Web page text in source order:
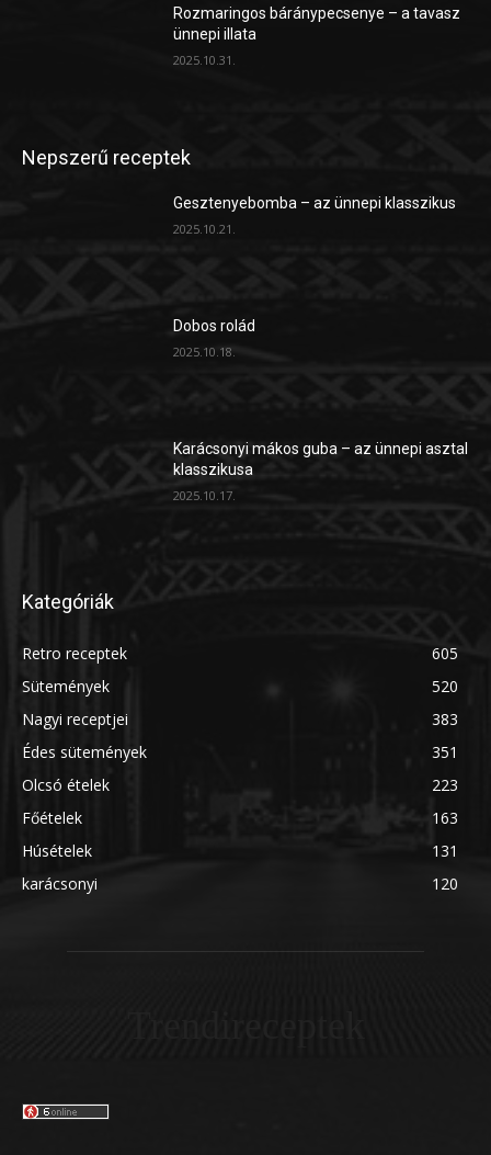
Rozmaringos báránypecsenye – a tavasz
ünnepi illata
2025.10.31.
Nepszerű receptek
Gesztenyebomba – az ünnepi klasszikus
2025.10.21.
Dobos rolád
2025.10.18.
Karácsonyi mákos guba – az ünnepi asztal
klasszikusa
2025.10.17.
Kategóriák
Retro receptek
605
Sütemények
520
Nagyi receptjei
383
Édes sütemények
351
Olcsó ételek
223
Főételek
163
Húsételek
131
karácsonyi
120